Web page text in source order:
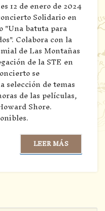
12 de enero de 2024
Solidario en
"Una batuta para
Colabora con la
de Las Montañas
de la STE en
se
de temas
de las películas,
Shore.
LEER MÁS